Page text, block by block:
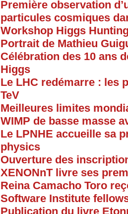
Première observation
particules cosmiques
Workshop Higgs
Portrait de Mathieu
Célébration des 10 ans
Higgs
Le LHC redémarre : les
TeV
Meilleures limites
WIMP de basse masse
Le LPNHE accueille sa
physics
Ouverture des
XENONnT livre ses
Reina Camacho Toro
Software Institute
Publication du livre